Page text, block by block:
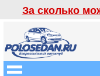
За сколько